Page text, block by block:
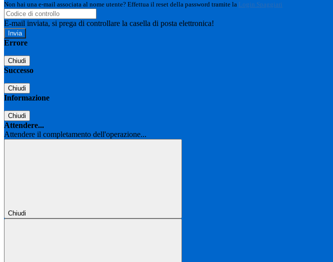
Non hai una e-mail associata al nome utente? Effettua il reset della password tramite la Login Spaggiari
E-mail inviata, si prega di controllare la casella di posta elettronica!
Errore
Chiudi
Successo
Chiudi
Informazione
Chiudi
Attendere...
Attendere il completamento dell'operazione...
Chiudi